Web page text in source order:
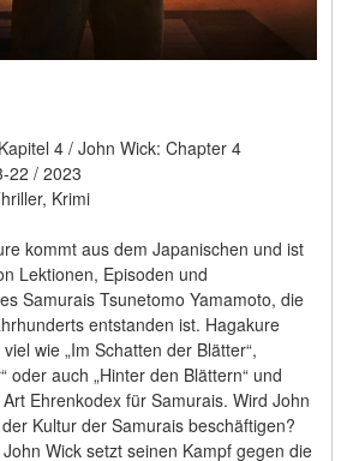
4 / John Wick: Chapter 4
22 / 2023
Krimi
kommt aus dem Japanischen und ist
Lektionen, Episoden und
Samurais Tsunetomo Yamamoto, die
entstanden ist. Hagakure
wie „Im Schatten der Blätter“,
oder auch „Hinter den Blättern“ und
Ehrenkodex für Samurais. Wird John
Kultur der Samurais beschäftigen?